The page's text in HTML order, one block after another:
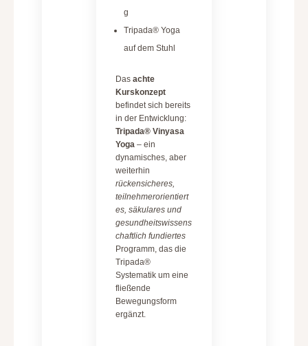
g
Tripada® Yoga
auf dem Stuhl
Das achte
Kurskonzept
befindet sich bereits
in der Entwicklung:
Tripada® Vinyasa
Yoga – ein
dynamisches, aber
weiterhin
rückensicheres,
teilnehmerorientiert
es, säkulares und
gesundheitswissens
chaftlich fundiertes
Programm, das die
Tripada®
Systematik um eine
fließende
Bewegungsform
ergänzt.